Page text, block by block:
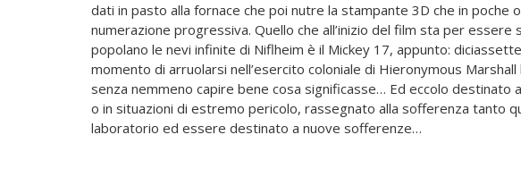
dati in pasto alla fornace che poi nutre la stampante 3D che in poche
numerazione progressiva. Quello che all’inizio del film sta per
popolano le nevi infinite di Niflheim è il Mickey 17, appunto:
momento di arruolarsi nell’esercito coloniale di Hieronymous Marshall
senza nemmeno capire bene cosa significasse… Ed eccolo destinato
o in situazioni di estremo pericolo, rassegnato alla sofferenza tanto
laboratorio ed essere destinato a nuove sofferenze…